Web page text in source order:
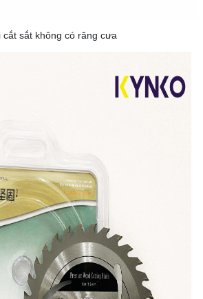
cắt sắt không có răng cưa